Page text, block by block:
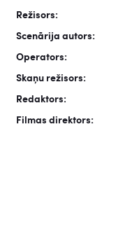
Režisors:
Scenārija autors:
Operators:
Skaņu režisors:
Redaktors:
Filmas direktors: